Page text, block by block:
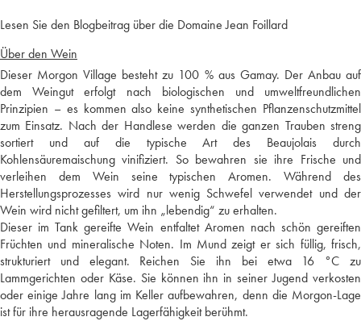
Lesen Sie den Blogbeitrag über die Domaine Jean Foillard
Über den Wein
Dieser Morgon Village besteht zu 100 % aus Gamay. Der Anbau auf
dem Weingut erfolgt nach biologischen und umweltfreundlichen
Prinzipien – es kommen also keine synthetischen Pflanzenschutzmittel
zum Einsatz. Nach der Handlese werden die ganzen Trauben streng
sortiert und auf die typische Art des Beaujolais durch
Kohlensäuremaischung vinifiziert. So bewahren sie ihre Frische und
verleihen dem Wein seine typischen Aromen. Während des
Herstellungsprozesses wird nur wenig Schwefel verwendet und der
Wein wird nicht gefiltert, um ihn „lebendig“ zu erhalten.
Dieser im Tank gereifte Wein entfaltet Aromen nach schön gereiften
Früchten und mineralische Noten. Im Mund zeigt er sich füllig, frisch,
strukturiert und elegant. Reichen Sie ihn bei etwa 16 °C zu
Lammgerichten oder Käse. Sie können ihn in seiner Jugend verkosten
oder einige Jahre lang im Keller aufbewahren, denn die Morgon-Lage
ist für ihre herausragende Lagerfähigkeit berühmt.